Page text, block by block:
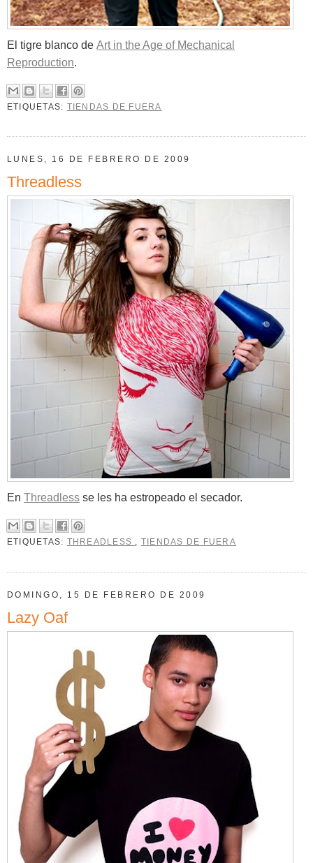
El tigre blanco de Art in the Age of Mechanical
Reproduction.
ETIQUETAS: TIENDAS DE FUERA
LUNES, 16 DE FEBRERO DE 2009
Threadless
En Threadless se les ha estropeado el secador.
ETIQUETAS: THREADLESS , TIENDAS DE FUERA
DOMINGO, 15 DE FEBRERO DE 2009
Lazy Oaf